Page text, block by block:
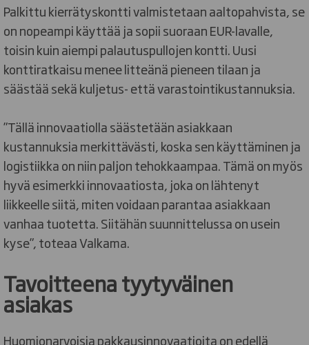
Palkittu kierrätyskontti valmistetaan aaltopahvista, se
on nopeampi käyttää ja sopii suoraan EUR-lavalle,
toisin kuin aiempi palautuspullojen kontti. Uusi
konttiratkaisu menee litteänä pieneen tilaan ja
säästää sekä kuljetus- että varastointikustannuksia.
”Tällä innovaatiolla säästetään asiakkaan
kustannuksia merkittävästi, koska sen käyttäminen ja
logistiikka on niin paljon tehokkaampaa. Tämä on myös
hyvä esimerkki innovaatiosta, joka on lähtenyt
liikkeelle siitä, miten voidaan parantaa asiakkaan
vanhaa tuotetta. Siitähän suunnittelussa on usein
kyse”, toteaa Valkama.
Tavoitteena tyytyväinen
asiakas
Huomionarvoisia pakkausinnovaatioita on edellä